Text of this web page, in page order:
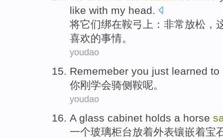
like with my head.
将它们绑在鞍弓上： 非常放松 ，
喜欢的事情。
youdao
Rememeber you just learned to
你刚 学会骑侧鞍呢。
youdao
A glass cabinet holds a horse
一个玻璃柜台放着外表镶嵌着宝